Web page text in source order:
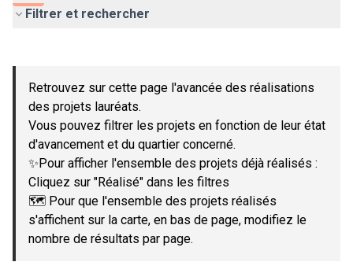
Filtrer et rechercher
−
Retrouvez sur cette page l'avancée des réalisations
des projets lauréats.
Vous pouvez filtrer les projets en fonction de leur état
d'avancement et du quartier concerné.
✨Pour afficher l'ensemble des projets déjà réalisés :
Cliquez sur "Réalisé" dans les filtres
🗺️ Pour que l'ensemble des projets réalisés
s'affichent sur la carte, en bas de page, modifiez le
nombre de résultats par page.